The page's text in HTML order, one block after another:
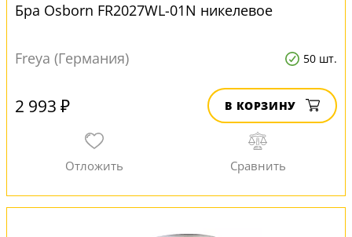
Бра Osborn FR2027WL-01N никелевое
Freya (Германия) 50 шт.
2 993 ₽ В КОРЗИНУ